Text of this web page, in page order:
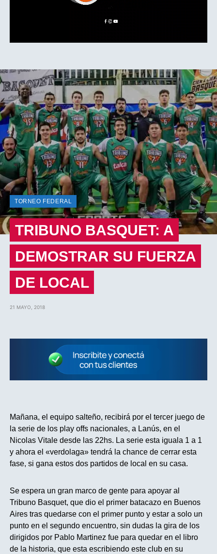
TORNEO FEDERAL
TRIBUNO BASQUET: A
DEMOSTRAR SU FUERZA
DE LOCAL
21 MAYO, 2018
Mañana, el equipo salteño, recibirá por el tercer juego de
la serie de los play offs nacionales, a Lanús, en el
Nicolas Vitale desde las 22hs. La serie esta iguala 1 a 1
y ahora el «verdolaga» tendrá la chance de cerrar esta
fase, si gana estos dos partidos de local en su casa.
Se espera un gran marco de gente para apoyar al
Tribuno Basquet, que dio el primer batacazo en Buenos
Aires tras quedarse con el primer punto y estar a solo un
punto en el segundo encuentro, sin dudas la gira de los
dirigidos por Pablo Martinez fue para quedar en el libro
de la historia, que esta escribiendo este club en su